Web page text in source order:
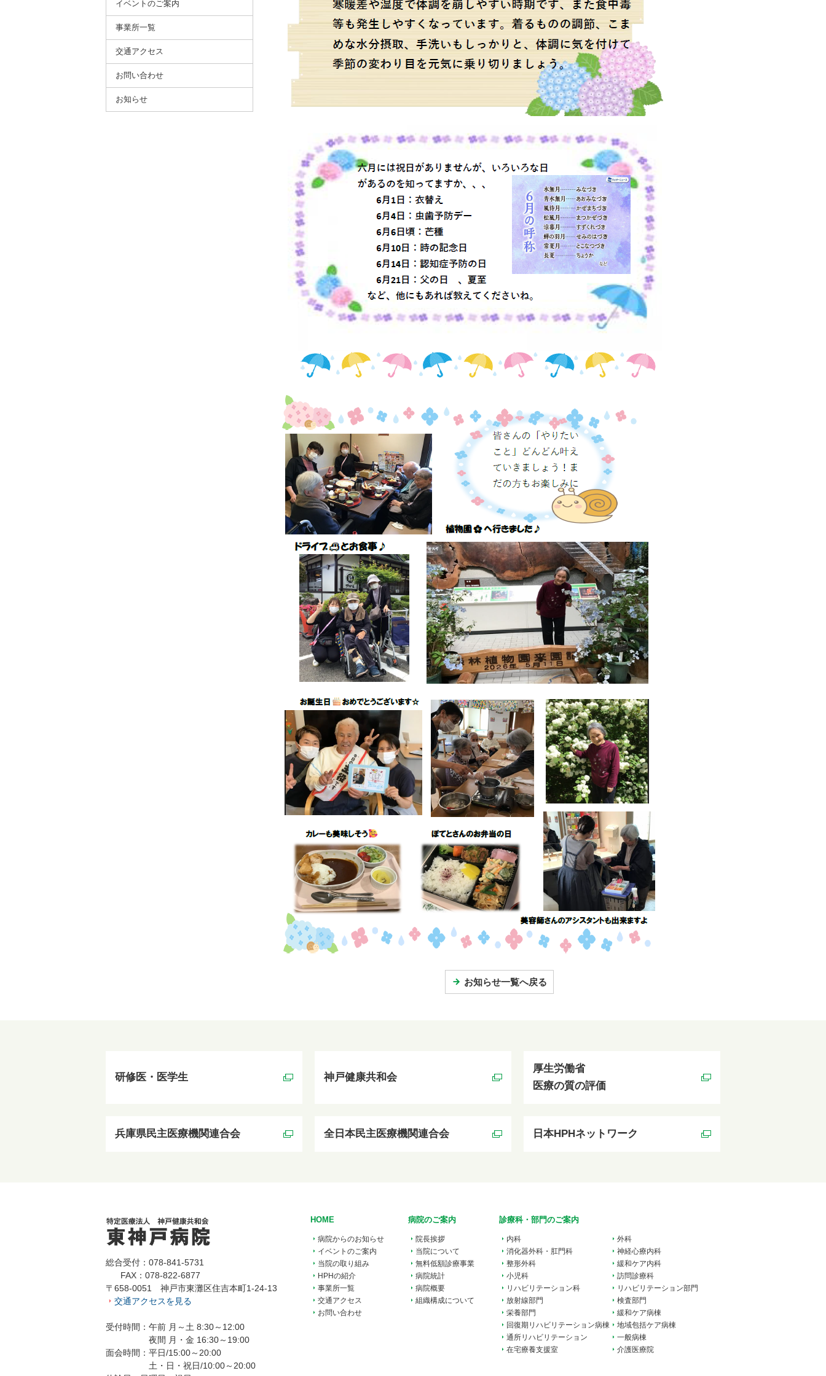
お知らせ一覧へ戻る
イベントのご案内
事業所⼀覧
交通アクセス
お問い合わせ
お知らせ
研修医・医学生 神戸健康共和会
厚生労働省
医療の質の評価
兵庫県民主医療機関連合会 全日本民主医療機関連合会 日本HPHネットワーク
総合受付：078-841-5731
FAX：078-822-6877
〒658-0051 神戸市東灘区住吉本町1-24-13
交通アクセスを見る
受付時間：午前 月～土 8:30～12:00
夜間 月・金 16:30～19:00
面会時間：平日/15:00～20:00
土・日・祝日/10:00～20:00
HOME
病院からのお知らせ
イベントのご案内
当院の取り組み
HPHの紹介
事業所一覧
交通アクセス
お問い合わせ
病院のご案内
院長挨拶
当院について
無料低額診療事業
病院統計
病院概要
組織構成について
診療科・部門のご案内
内科
外科
消化器外科・肛門科
神経心療内科
整形外科
緩和ケア内科
小児科
訪問診療科
リハビリテーション科
リハビリテーション部門
放射線部門
検査部門
栄養部門
緩和ケア病棟
回復期リハビリテーション病棟
地域包括ケア病棟
通所リハビリテーション
一般病棟
在宅療養支援室
介護医療院